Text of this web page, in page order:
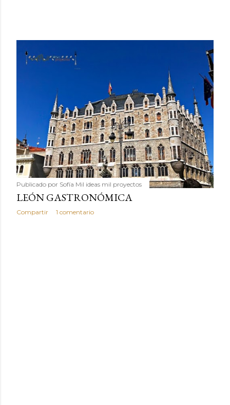
Publicado por Sofía Mil ideas mil proyectos
LEÓN GASTRONÓMICA
Compartir 1 comentario